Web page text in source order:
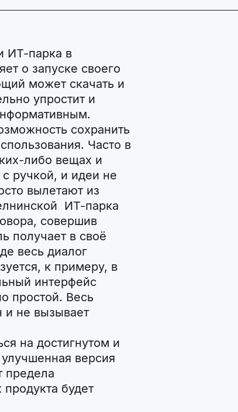
ИТ-парка в
о запуске своего
может скачать и
упростит и
сохранить
Часто в
либо вещах и
ручкой, и идеи не
вылетают из
ИТ-парка
совершив
получает в своё
весь диалог
к примеру, в
интерфейс
простой. Весь
и не вызывает
на достигнутом и
версия
предела
будет